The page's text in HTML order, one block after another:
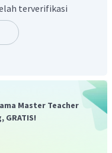
terverifikasi
Master Teacher
GRATIS!